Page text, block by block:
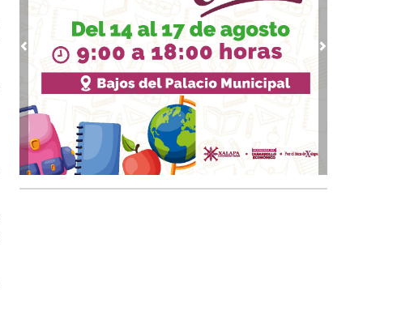
Ago 07, 2026 / 10:50
Se le suman más homicidios a un peligroso
delincuente en Papantla
Ago 07, 2026 / 09:45
🤑💸¿Cuál es el precio del dólar este 07 de
agosto?
Ago 07, 2026 / 09:38
Filosofía de Foucault
Ago 07, 2026 / 09:34
Hacia una definición de “periodista”
Previous Next